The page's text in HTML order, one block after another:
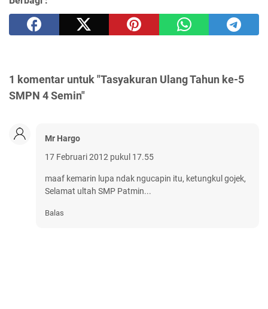
1 komentar untuk "Tasyakuran Ulang Tahun ke-5
SMPN 4 Semin"
Mr Hargo
17 Februari 2012 pukul 17.55
maaf kemarin lupa ndak ngucapin itu, ketungkul gojek,
Selamat ultah SMP Patmin...
Balas